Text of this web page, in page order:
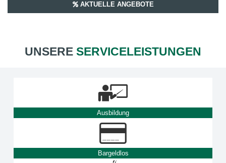
AKTUELLE ANGEBOTE
UNSERE SERVICELEISTUNGEN
Ausbildung
Bargeldlos